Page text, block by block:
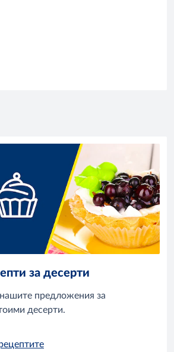
за десерти
предложения за
десерти.